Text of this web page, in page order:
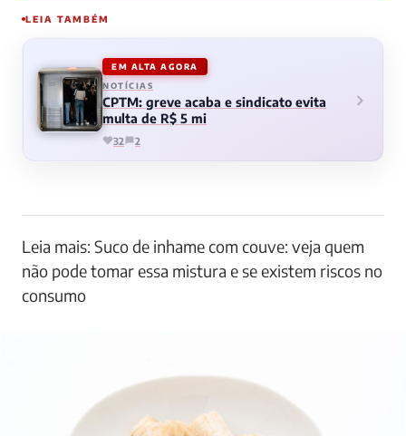
LEIA TAMBÉM
EM ALTA AGORA
NOTÍCIAS
CPTM: greve acaba e sindicato evita
multa de R$ 5 mi
32 2
Leia mais: Suco de inhame com couve: veja quem
não pode tomar essa mistura e se existem riscos no
consumo